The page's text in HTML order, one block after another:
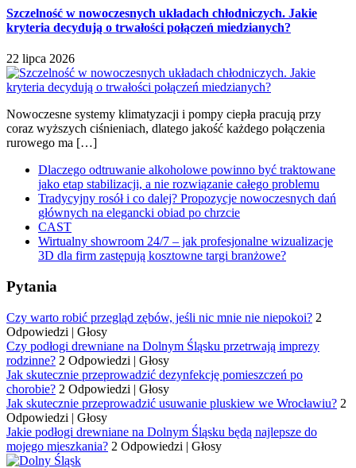
Szczelność w nowoczesnych układach chłodniczych. Jakie
kryteria decydują o trwałości połączeń miedzianych?
22 lipca 2026
Nowoczesne systemy klimatyzacji i pompy ciepła pracują przy
coraz wyższych ciśnieniach, dlatego jakość każdego połączenia
rurowego ma […]
Dlaczego odtruwanie alkoholowe powinno być traktowane
jako etap stabilizacji, a nie rozwiązanie całego problemu
Tradycyjny rosół i co dalej? Propozycje nowoczesnych dań
głównych na elegancki obiad po chrzcie
CAST
Wirtualny showroom 24/7 – jak profesjonalne wizualizacje
3D dla firm zastępują kosztowne targi branżowe?
Pytania
Czy warto robić przegląd zębów, jeśli nic mnie nie niepokoi? 2
Odpowiedzi | Głosy
Czy podłogi drewniane na Dolnym Śląsku przetrwają imprezy
rodzinne? 2 Odpowiedzi | Głosy
Jak skutecznie przeprowadzić dezynfekcję pomieszczeń po
chorobie? 2 Odpowiedzi | Głosy
Jak skutecznie przeprowadzić usuwanie pluskiew we Wrocławiu? 2
Odpowiedzi | Głosy
Jakie podłogi drewniane na Dolnym Śląsku będą najlepsze do
mojego mieszkania? 2 Odpowiedzi | Głosy